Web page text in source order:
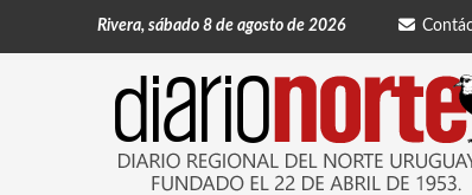
Rivera, sábado 8 de agosto de 2026